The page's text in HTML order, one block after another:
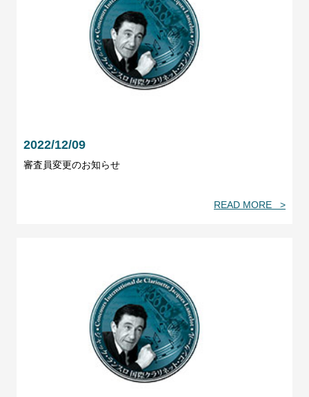
2022/12/09
審査員変更のお知らせ
READ MORE >